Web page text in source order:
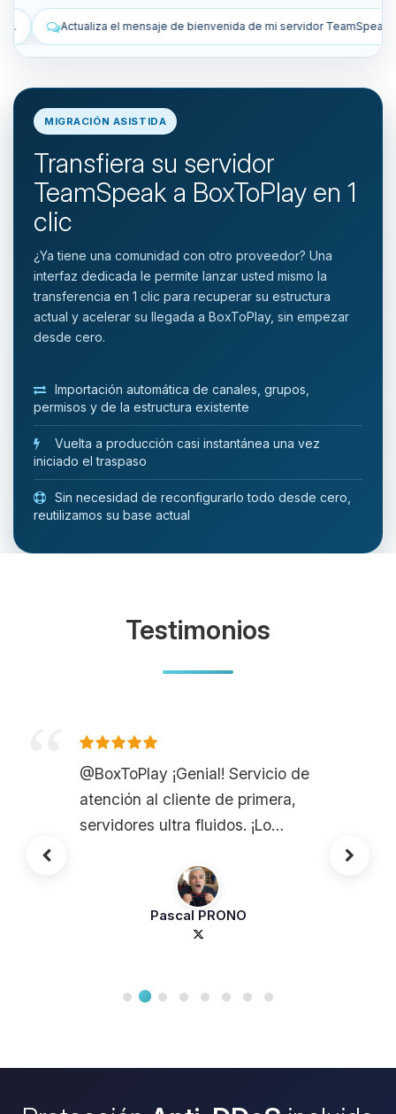
de mi servidor TeamSpeak. Lista los snapshots
MIGRACIÓN ASISTIDA
Transfiera su servidor
TeamSpeak a BoxToPlay en 1
clic
¿Ya tiene una comunidad con otro proveedor? Una
interfaz dedicada le permite lanzar usted mismo la
transferencia en 1 clic para recuperar su estructura
actual y acelerar su llegada a BoxToPlay, sin empezar
desde cero.
Importación automática de canales, grupos,
permisos y de la estructura existente
Vuelta a producción casi instantánea una vez
iniciado el traspaso
Sin necesidad de reconfigurarlo todo desde cero,
reutilizamos su base actual
Testimonios
@BoxToPlay ¡Genial! Servicio de
atención al cliente de primera,
servidores ultra fluidos. ¡Lo
Pascal PRONO